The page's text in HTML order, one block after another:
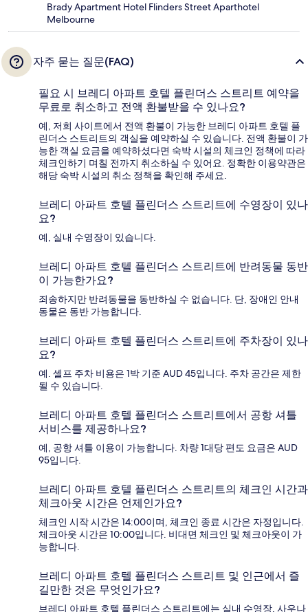
Brady Apartment Hotel Flinders Street Aparthotel
Melbourne
자주 묻는 질문(FAQ)
필요 시 브레디 아파트 호텔 플린더스 스트리트 예약을
무료로 취소하고 전액 환불받을 수 있나요?
예, 저희 사이트에서 전액 환불이 가능한 브레디 아파트 호텔 플
린더스 스트리트의 객실을 예약하실 수 있습니다. 전액 환불이 가
능한 객실 요금을 예약하셨다면 숙박 시설의 체크인 정책에 따라
체크인하기 며칠 전까지 취소하실 수 있어요. 정확한 이용약관은
해당 숙박 시설의 취소 정책을 확인해 주세요.
브레디 아파트 호텔 플린더스 스트리트에 수영장이 있나
요?
예, 실내 수영장이 있습니다.
브레디 아파트 호텔 플린더스 스트리트에 반려동물 동반
이 가능한가요?
죄송하지만 반려동물을 동반하실 수 없습니다. 단, 장애인 안내
동물은 동반 가능합니다.
브레디 아파트 호텔 플린더스 스트리트에 주차장이 있나
요?
예. 셀프 주차 비용은 1박 기준 AUD 45입니다. 주차 공간은 제한
될 수 있습니다.
브레디 아파트 호텔 플린더스 스트리트에서 공항 셔틀
서비스를 제공하나요?
예, 공항 셔틀 이용이 가능합니다. 차량 1대당 편도 요금은 AUD
95입니다.
브레디 아파트 호텔 플린더스 스트리트의 체크인 시간과
체크아웃 시간은 언제인가요?
체크인 시작 시간은 14:00이며, 체크인 종료 시간은 자정입니다.
체크아웃 시간은 10:00입니다. 비대면 체크인 및 체크아웃이 가
능합니다.
브레디 아파트 호텔 플린더스 스트리트 및 인근에서 즐
길만한 것은 무엇인가요?
브레디 아파트 호텔 플린더스 스트리트에는 실내 수영장, 사우나